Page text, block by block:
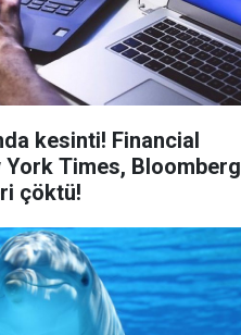
Financial
York Times, Bloomberg
çöktü!